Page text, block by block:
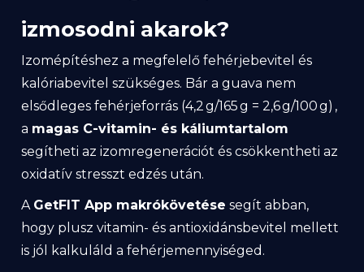
izmosodni akarok?
Izomépítéshez a megfelelő fehérjebevitel és
kalóriabevitel szükséges. Bár a guava nem
elsődleges fehérjeforrás (4,2 g/165 g = 2,6 g/100 g) ,
a magas C-vitamin- és káliumtartalom
segítheti az izomregenerációt és csökkentheti az
oxidatív stresszt edzés után.
A GetFIT App makrókövetése segít abban,
hogy plusz vitamin- és antioxidánsbevitel mellett
is jól kalkuláld a fehérjemennyiséged.